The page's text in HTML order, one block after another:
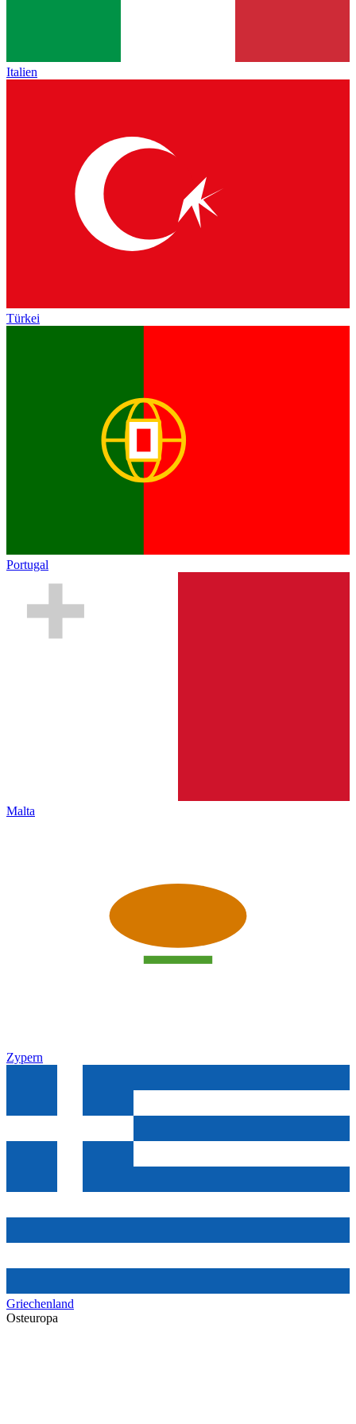
Italien
Türkei
Portugal
Malta
Zypern
Griechenland
Osteuropa